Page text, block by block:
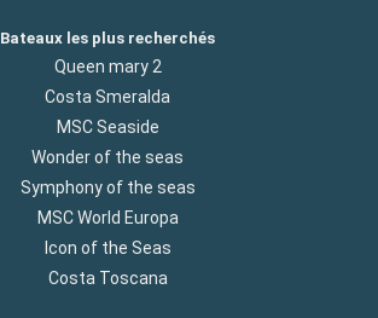
Bateaux les plus recherchés
Queen mary 2
Costa Smeralda
MSC Seaside
Wonder of the seas
Symphony of the seas
MSC World Europa
Icon of the Seas
Costa Toscana